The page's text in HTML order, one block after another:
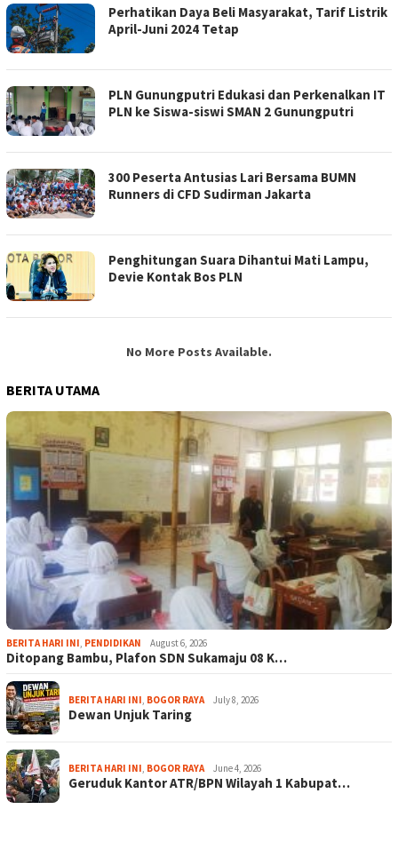
Perhatikan Daya Beli Masyarakat, Tarif Listrik
April-Juni 2024 Tetap
PLN Gunungputri Edukasi dan Perkenalkan IT
PLN ke Siswa-siswi SMAN 2 Gunungputri
300 Peserta Antusias Lari Bersama BUMN
Runners di CFD Sudirman Jakarta
Penghitungan Suara Dihantui Mati Lampu,
Devie Kontak Bos PLN
No More Posts Available.
BERITA UTAMA
BERITA HARI INI, PENDIDIKAN August 6, 2026
Ditopang Bambu, Plafon SDN Sukamaju 08 K…
BERITA HARI INI, BOGOR RAYA July 8, 2026
Dewan Unjuk Taring
BERITA HARI INI, BOGOR RAYA June 4, 2026
Geruduk Kantor ATR/BPN Wilayah 1 Kabupat…